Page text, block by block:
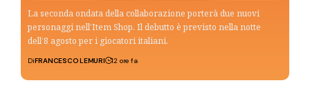
La seconda ondata della collaborazione porterà due nuovi
personaggi nell’Item Shop. Il debutto è previsto nella notte
dell’8 agosto per i giocatori italiani.
DiFRANCESCO LEMURI 12 ore fa